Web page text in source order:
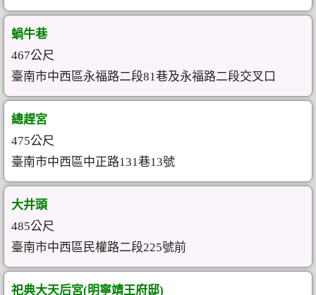
蝸牛巷
467公尺
臺南市中西區永福路二段81巷及永福路二段交叉口
總趕宮
475公尺
臺南市中西區中正路131巷13號
大井頭
485公尺
臺南市中西區民權路二段225號前
祀典大天后宮(明寧靖王府邸)